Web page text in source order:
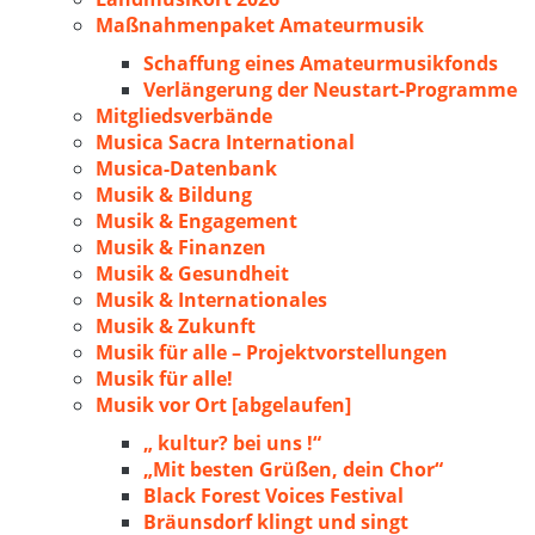
Maßnahmenpaket Amateurmusik
Schaffung eines Amateurmusikfonds
Verlängerung der Neustart-Programme
Mitgliedsverbände
Musica Sacra International
Musica-Datenbank
Musik & Bildung
Musik & Engagement
Musik & Finanzen
Musik & Gesundheit
Musik & Internationales
Musik & Zukunft
Musik für alle – Projektvorstellungen
Musik für alle!
Musik vor Ort [abgelaufen]
„ kultur? bei uns !“
„Mit besten Grüßen, dein Chor“
Black Forest Voices Festival
Bräunsdorf klingt und singt